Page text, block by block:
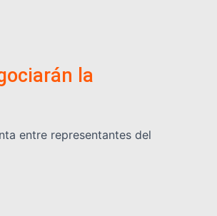
la
entre representantes del